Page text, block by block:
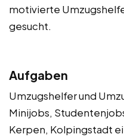
motivierte
gesucht.
Aufgaben
Umzugshelfer und
Minijobs,
Kerpen, Kolpingstadt